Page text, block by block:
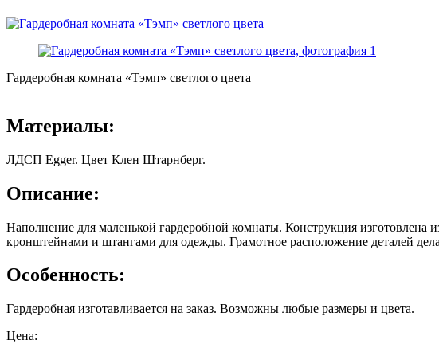
Гардеробная комната «Тэмп» светлого цвета
Материалы:
ЛДСП Egger. Цвет Клен Штарнберг.
Описание:
Наполнение для маленькой гардеробной комнаты. Конструкция
кронштейнами и штангами для одежды. Грамотное расположение деталей
Особенность:
Гардеробная изготавливается на заказ. Возможны любые размеры и цвета.
Цена: